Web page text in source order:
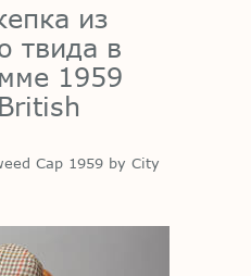
из
твида в
1959
Cap 1959 by City